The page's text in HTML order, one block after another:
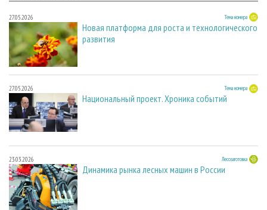
27.05.2026 Тема номера
Новая платформа для роста и технологического
развития
27.05.2026 Тема номера
Национальный проект. Хроника событий
23.03.2026 Лесозаготовка
Динамика рынка лесных машин в России